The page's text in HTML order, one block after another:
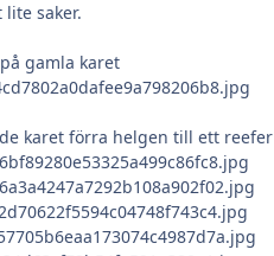
saker.
gamla karet
karet förra helgen till ett